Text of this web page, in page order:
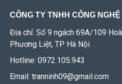
CÔNG TY TNHH CÔNG
Địa chỉ: Số 9 ngách 69A/109
Phương Liệt, TP Hà Nội
Hotline: 0972.105.943
Email: tranninh09@gmail.com